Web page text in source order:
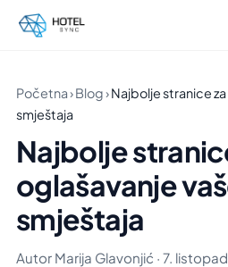
Početna›Blog›Najbolje stranice
smještaja
Najbolje
oglašavanje
smještaja
Autor Marija Glavonjić · 7.